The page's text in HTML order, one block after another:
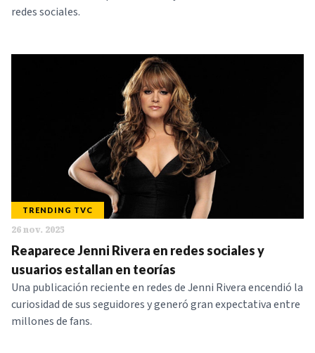
redes sociales.
TRENDING TVC
26 nov. 2025
Reaparece Jenni Rivera en redes sociales y
usuarios estallan en teorías
Una publicación reciente en redes de Jenni Rivera encendió la
curiosidad de sus seguidores y generó gran expectativa entre
millones de fans.